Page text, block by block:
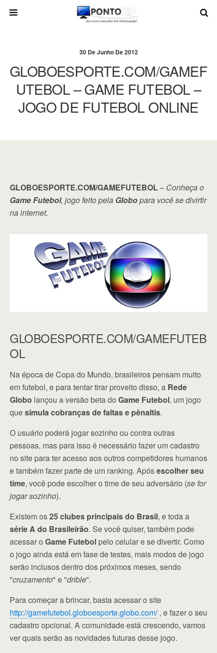
30 De Junho De 2012
GLOBOESPORTE.COM/GAMEF
UTEBOL – GAME FUTEBOL –
JOGO DE FUTEBOL ONLINE
GLOBOESPORTE.COM/GAMEFUTEBOL– Conheça o
Game Futebol, jogo feito pela Globopara você se divirtir
na internet.
GLOBOESPORTE.COM/GAMEFUTEB
OL
Na época de Copa do Mundo, brasileiros pensam muito
em futebol, e para tentar tirar proveito disso, a Rede
Globo lançou a versão beta do Game Futebol, um jogo
quesimula cobranças de faltas e pênaltis.
O usuário poderá jogar sozinho ou contra outras
pessoas, mas para isso é necessário fazer um cadastro
no site para ter acesso aos outros competidores humanos
e também fazer parte de um ranking. Apósescolher seu
time, você pode escolher o time de seu adversário (se for
jogar sozinho).
Existem os25 clubes principais do Brasil, e toda a
série A do Brasileirão. Se você quiser, também pode
acessar o Game Futebol pelo celular e se divertir. Como
o jogo ainda está em fase de testes, mais modos de jogo
serão inclusos dentro dos próximos meses, sendo
"cruzamento" e "drible".
Para começar a brincar, basta acessar o site
http://gamefutebol.globoesporte.globo.com/, e fazer o seu
cadastro opcional. A comunidade está crescendo, vamos
ver quais serão as novidades futuras desse jogo.